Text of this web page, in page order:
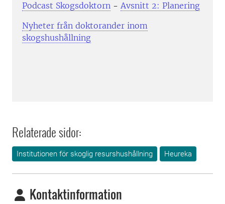
Podcast Skogsdoktorn - Avsnitt 2: Planering
Nyheter från doktorander inom
skogshushållning
Relaterade sidor:
Institutionen för skoglig resurshushållning Heureka
Kontaktinformation